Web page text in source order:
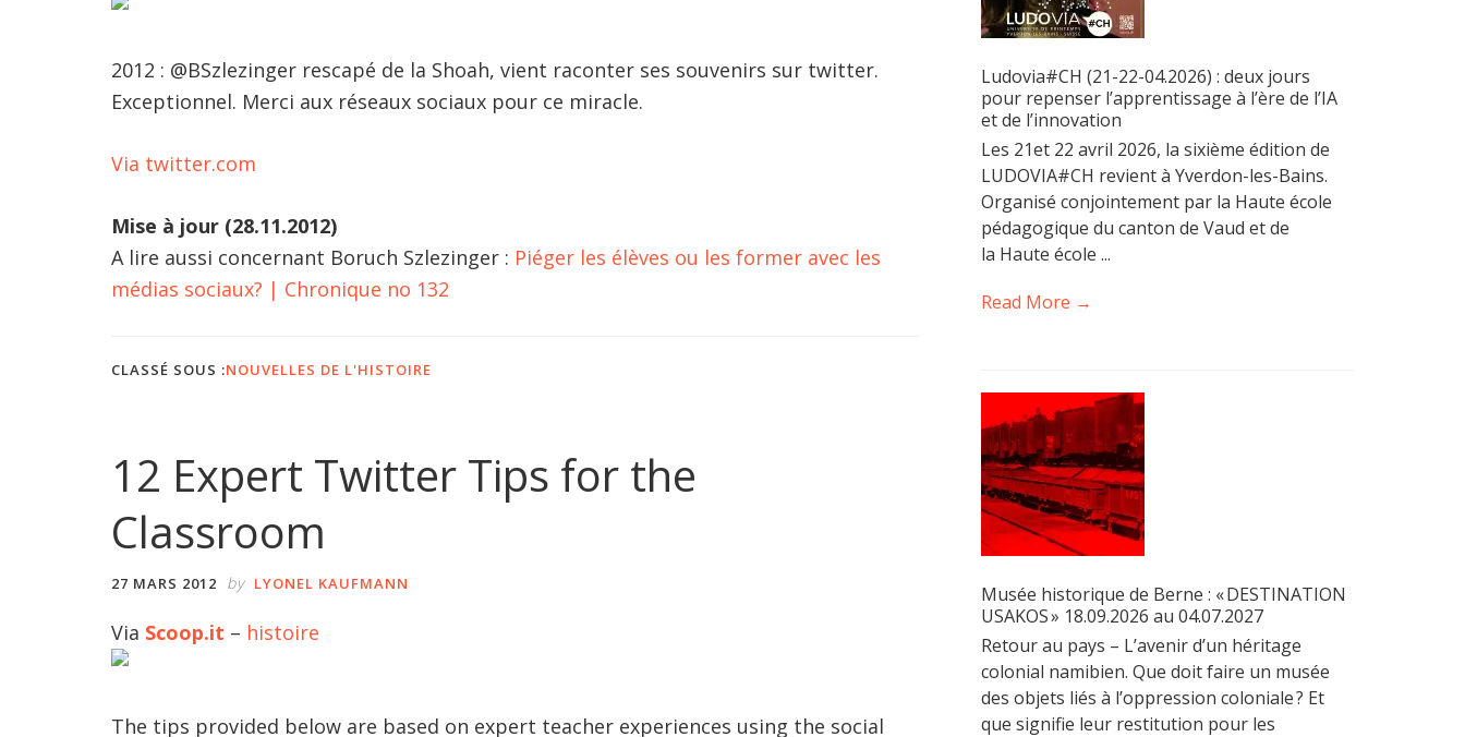
2012 : @BSzlezinger rescapé de la Shoah, vient raconter ses souvenirs sur twitter.
Exceptionnel. Merci aux réseaux sociaux pour ce miracle.
Via twitter.com
Mise à jour (28.11.2012)
A lire aussi concernant Boruch Szlezinger : Piéger les élèves ou les former avec les
médias sociaux? | Chronique no 132
CLASSÉ SOUS :NOUVELLES DE L'HISTOIRE
12 Expert Twitter Tips for the
Classroom
27 MARS 2012 by LYONEL KAUFMANN
Via Scoop.it – histoire
The tips provided below are based on expert teacher experiences using the social
Ludovia#CH (21-22-04.2026) : deux jours
pour repenser l’apprentissage à l’ère de l’IA
et de l’innovation
Les 21et 22 avril 2026, la sixième édition de
LUDOVIA#CH revient à Yverdon-les-Bains.
Organisé conjointement par la Haute école
pédagogique du canton de Vaud et de
la Haute école ...
Read More →
Musée historique de Berne : « DESTINATION
USAKOS » 18.09.2026 au 04.07.2027
Retour au pays – L’avenir d’un héritage
colonial namibien. Que doit faire un musée
des objets liés à l’oppression coloniale ? Et
que signifie leur restitution pour les